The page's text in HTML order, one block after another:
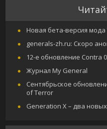
Новая бета-версия
generals-zh.ru: Скоро
12-е обновление Contra
Журнал My General
Сентябрьское
of Terror
Generation X – два